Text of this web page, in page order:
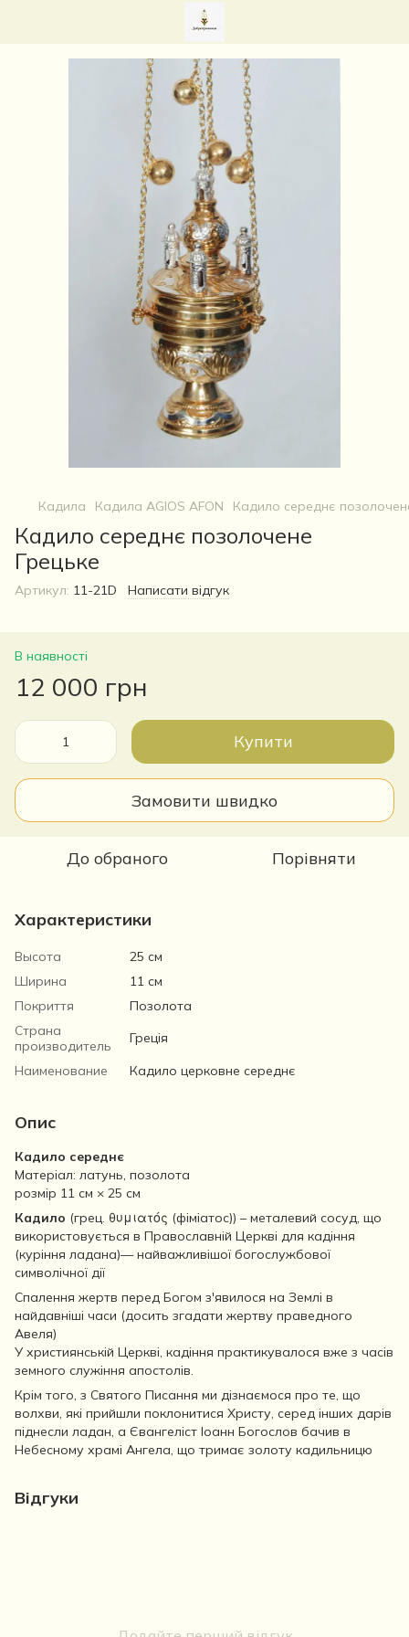
Кадила Кадила AGIOS AFON Кадило середнє
Кадило середнє позолочене
Грецьке
Артикул: 11-21D Написати відгук
В наявності
12 000 грн
Купити
Замовити швидко
До обраного Порівняти
Характеристики
Высота
25 см
Ширина
11 см
Покриття
Позолота
Страна
производитель
Греція
Наименование
Кадило церковне середнє
Опис
Кадило середнє
Матеріал: латунь, позолота
розмір 11 см × 25 см
Кадило (грец. θυμιατός (фіміатос)) – металевий сосуд, що
використовується в Православній Церкві для кадіння
(куріння ладана)— найважливішої богослужбової
символічної дії
Спалення жертв перед Богом з'явилося на Землі в
найдавніші часи (досить згадати жертву праведного
Авеля)
У християнській Церкві, кадіння практикувалося вже з часів
земного служіння апостолів.
Крім того, з Святого Писання ми дізнаємося про те, що
волхви, які прийшли поклонитися Христу, серед інших дарів
піднесли ладан, а Євангеліст Іоанн Богослов бачив в
Небесному храмі Ангела, що тримає золоту кадильницю
Відгуки